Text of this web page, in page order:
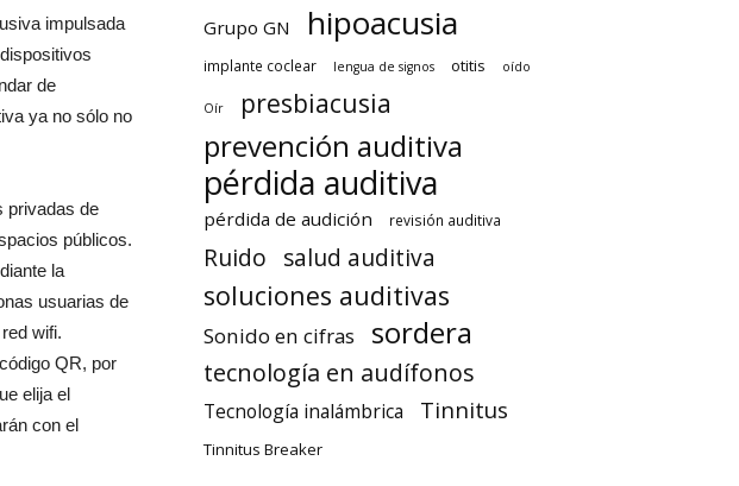
impulsada
de
ya no sólo no
privadas de
públicos.
la
usuarias de
wifi.
QR, por
elija el
con el
Grupo GN hipoacusia
implante coclear lengua de signos otitis oído
Oír presbiacusia
prevención auditiva
pérdida auditiva
pérdida de audición revisión auditiva
Ruido salud auditiva
soluciones auditivas
Sonido en cifras sordera
tecnología en audífonos
Tecnología inalámbrica Tinnitus
Tinnitus Breaker